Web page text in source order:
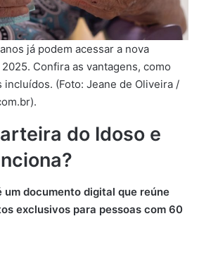
já podem acessar a nova
Confira as vantagens, como
(Foto: Jeane de Oliveira /
do Idoso e
um documento digital que reúne
exclusivos para pessoas com 60